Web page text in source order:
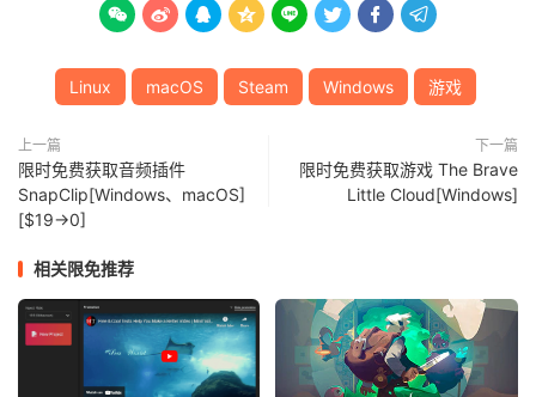
       
Linux macOS Steam Windows 游戏
上一篇
限时免费获取音频插件
SnapClip[Windows、macOS]
[$19→0]
下一篇
限时免费获取游戏 The Brave
Little Cloud[Windows]
相关限免推荐